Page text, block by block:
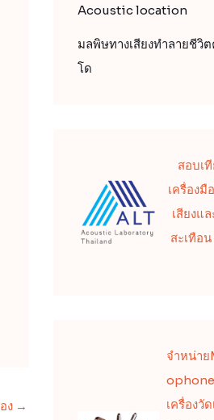
ง →
Acoustic location
มลพิษทางเสียงทำลายชีวิ
โด
สอบเ
เครื่องมื
เสียงแ
สะเทือน
จำหน่า
เครื่องวั